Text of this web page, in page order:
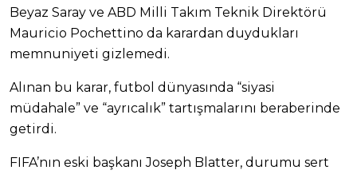
Beyaz Saray ve ABD Milli Takım Teknik Direktörü
Mauricio Pochettino da karardan duydukları
memnuniyeti gizlemedi.
Alınan bu karar, futbol dünyasında “siyasi
müdahale” ve “ayrıcalık” tartışmalarını beraberinde
getirdi.
FIFA’nın eski başkanı Joseph Blatter, durumu sert